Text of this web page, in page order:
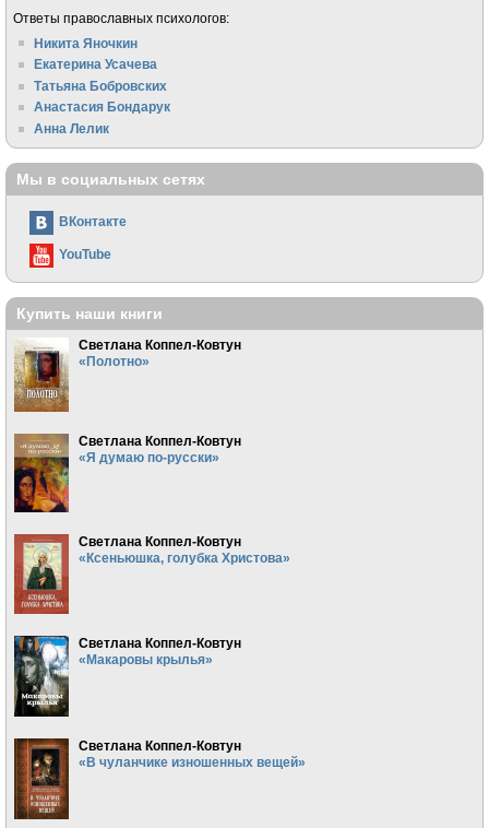
Ответы православных психологов:
Никита Яночкин
Екатерина Усачева
Татьяна Бобровских
Анастасия Бондарук
Анна Лелик
Мы в социальных сетях
ВКонтакте
YouTube
Купить наши книги
Светлана Коппел-Ковтун
«Полотно»
Светлана Коппел-Ковтун
«Я думаю по-русски»
Светлана Коппел-Ковтун
«Ксеньюшка, голубка Христова»
Светлана Коппел-Ковтун
«Макаровы крылья»
Светлана Коппел-Ковтун
«В чуланчике изношенных вещей»